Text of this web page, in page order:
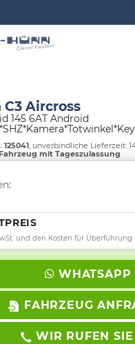
Aircross
145 6AT Android
: 125041, unverbindliche Lieferzeit:
mit Tageszulassung
und den Kosten für
WHATSAPP
FAHRZEUG
WIR RUFEN SIE